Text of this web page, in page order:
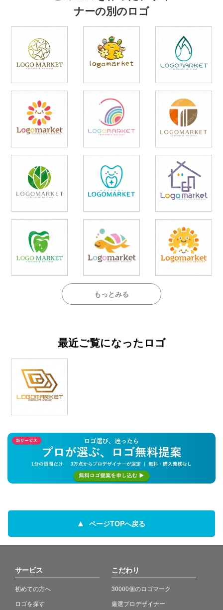
ナーの別のロゴ
もっとみる
最近ご覧になったロゴ
ページTOPへ戻る
サービス
初めての方へ
ロゴを探す
こだわり
30000個のロゴマーク
厳選プロデザイナー